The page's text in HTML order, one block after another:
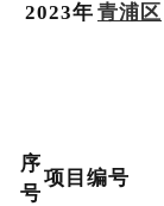
2023年 青浦区
序
号
项目编号